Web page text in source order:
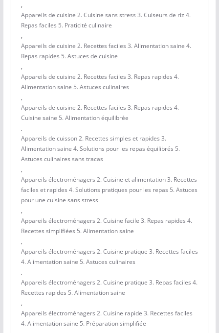
,
Appareils de cuisine 2. Cuisine sans stress 3. Cuiseurs de riz 4.
Repas faciles 5. Praticité culinaire
,
Appareils de cuisine 2. Recettes faciles 3. Alimentation saine 4.
Repas rapides 5. Astuces de cuisine
,
Appareils de cuisine 2. Recettes faciles 3. Repas rapides 4.
Alimentation saine 5. Astuces culinaires
,
Appareils de cuisine 2. Recettes faciles 3. Repas rapides 4.
Cuisine saine 5. Alimentation équilibrée
,
Appareils de cuisson 2. Recettes simples et rapides 3.
Alimentation saine 4. Solutions pour les repas équilibrés 5.
Astuces culinaires sans tracas
,
Appareils électroménagers 2. Cuisine et alimentation 3. Recettes
faciles et rapides 4. Solutions pratiques pour les repas 5. Astuces
pour une cuisine sans stress
,
Appareils électroménagers 2. Cuisine facile 3. Repas rapides 4.
Recettes simplifiées 5. Alimentation saine
,
Appareils électroménagers 2. Cuisine pratique 3. Recettes faciles
4. Alimentation saine 5. Astuces culinaires
,
Appareils électroménagers 2. Cuisine pratique 3. Repas faciles 4.
Recettes rapides 5. Alimentation saine
,
Appareils électroménagers 2. Cuisine rapide 3. Recettes faciles
4. Alimentation saine 5. Préparation simplifiée